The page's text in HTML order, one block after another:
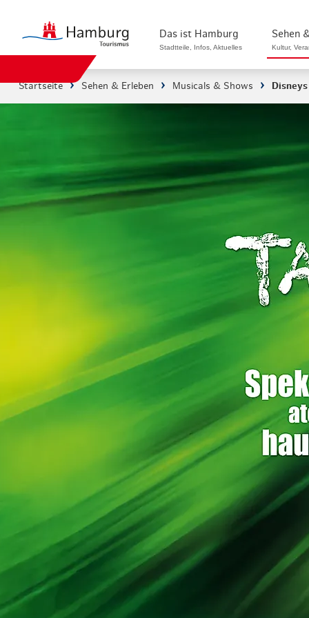
Das ist Hamburg
Stadtteile, Infos, Aktuelles
Hamburg nachhaltig erleben
Ein Tag in Hamburg
Sehen
Kultur,
Musicals &
Hamburg
Radfahren
Historisches
Grüne
Erlebnis,
Startseite Sehen & Erleben Musicals & Shows